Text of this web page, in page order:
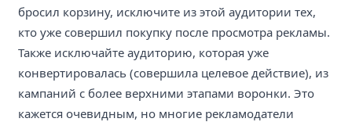
бросил корзину, исключите из этой аудитории тех,
кто уже совершил покупку после просмотра рекламы.
Также исключайте аудиторию, которая уже
конвертировалась (совершила целевое действие), из
кампаний с более верхними этапами воронки. Это
кажется очевидным, но многие рекламодатели